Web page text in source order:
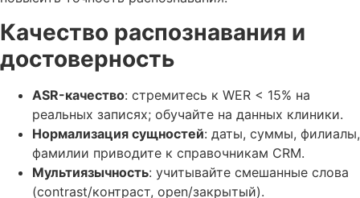
Качество распознавания и
достоверность
ASR-качество: стремитесь к WER < 15% на
реальных записях; обучайте на данных клиники.
Нормализация сущностей: даты, суммы, филиалы,
фамилии приводите к справочникам CRM.
Мультиязычность: учитывайте смешанные слова
(contrast/контраст, open/закрытый).